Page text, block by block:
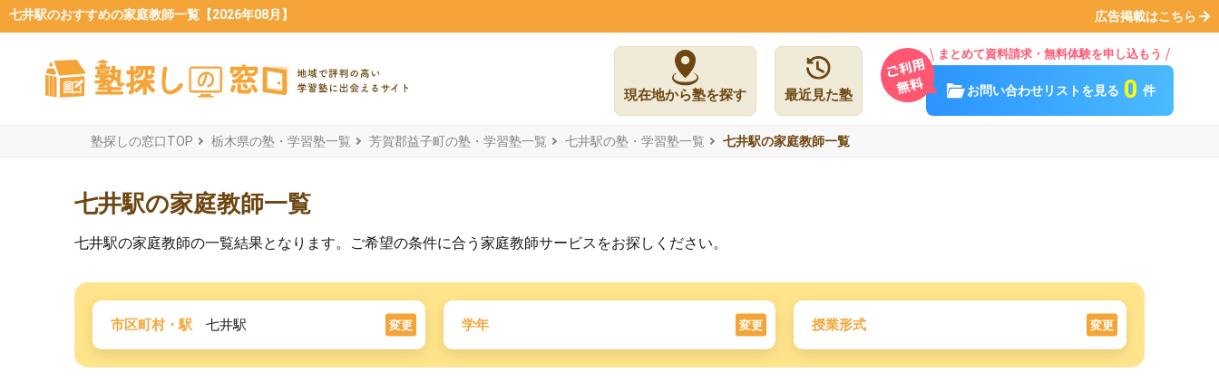
七井駅のおすすめの家庭教師一覧【2026年08月】 広告掲載はこちら
現在地から塾を探す 最近見た塾
まとめて資料請求・無料体験を申し込もう
お問い合わせリストを見る 0 件
塾探しの窓口TOP 栃木県の塾・学習塾一覧 芳賀郡益子町の塾・学習塾一覧 七井駅の塾・学習塾一覧 七井駅の家庭教師一覧
七井駅の家庭教師一覧
七井駅の家庭教師の一覧結果となります。ご希望の条件に合う家庭教師サービスをお探しください。
市区町村・駅 七井駅 変更 学年 変更 授業形式 変更